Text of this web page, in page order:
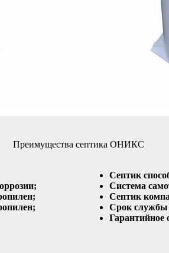
Преимущества септика ОНИКС
Септик
Система
Септик
Срок службы
Гарантийное